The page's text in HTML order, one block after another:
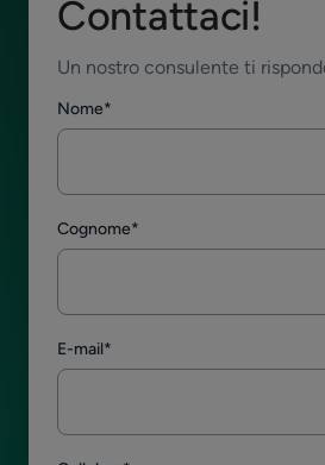
Contattaci!
Un nostro consulente ti
Nome*
Cognome*
E-mail*